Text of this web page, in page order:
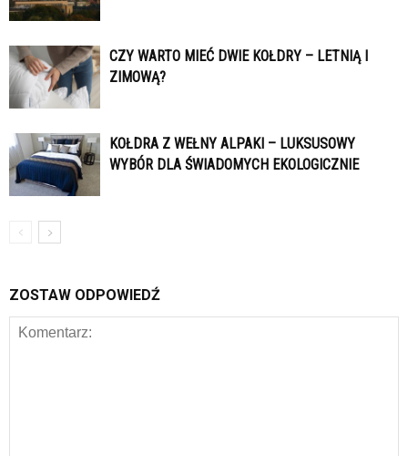
CZY WARTO MIEĆ DWIE KOŁDRY – LETNIĄ I
ZIMOWĄ?
KOŁDRA Z WEŁNY ALPAKI – LUKSUSOWY
WYBÓR DLA ŚWIADOMYCH EKOLOGICZNIE
ZOSTAW ODPOWIEDŹ